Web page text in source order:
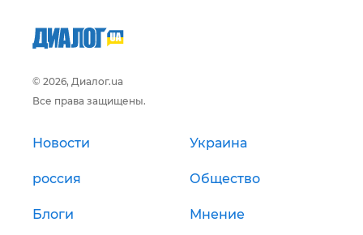
© 2026, Диалог.ua
Все права защищены.
Новости Украина
россия Общество
Блоги Мнение